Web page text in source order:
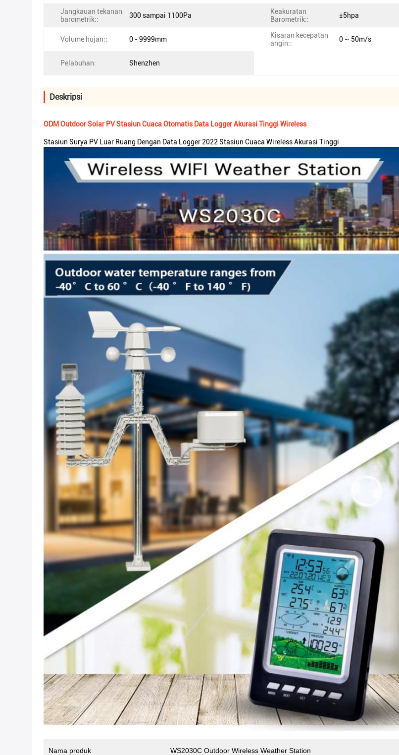
Jangkauan tekanan
barometrik::
300 sampai 1100Pa
Keakuratan
Barometrik::
±5hpa
Volume hujan:: 0 - 9999mm
Kisaran kecepatan
angin::
0 ~ 50m/s
Pelabuhan: Shenzhen
Deskripsi
ODM Outdoor Solar PV Stasiun Cuaca Otomatis Data Logger Akurasi Tinggi Wireless
Stasiun Surya PV Luar Ruang Dengan Data Logger 2022 Stasiun Cuaca Wireless Akurasi Tinggi
Nama produk WS2030C Outdoor Wireless Weather Station